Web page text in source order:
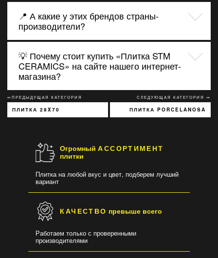
📍 А какие у этих брендов страны-
производители?
💡 Почему стоит купить «Плитка STM
CERAMICS» на сайте нашего интернет-
магазина?
↢ПРЕДЫДУЩАЯ КАТЕГОРИЯ
ПЛИТКА 28X70
СЛЕДУЮЩАЯ КАТЕГОРИЯ ↣
ПЛИТКА PORCELANOSA
ОгромныйАССОРТИМЕНТ
плитки
Плитка на любой вкус и цвет, подберем лучший
вариант
КАЧЕСТВО превыше всего
Работаем только с проверенными
производителями